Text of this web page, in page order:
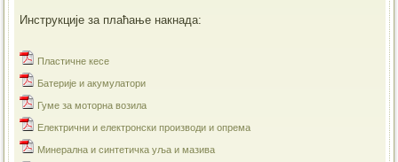
Инструкције за плаћање накнада:
Пластичне кесе
Батерије и акумулатори
Гуме за моторна возила
Електрични и електронски производи и опрема
Минерална и синтетичка уља и мазива